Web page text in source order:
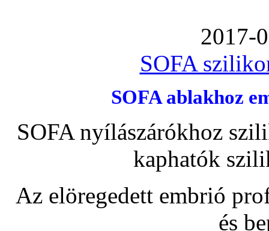
2017-
SOFA
SOFA ablakhoz
SOFA nyílászárókhoz
kaphatók
Az elöregedett embrió
és